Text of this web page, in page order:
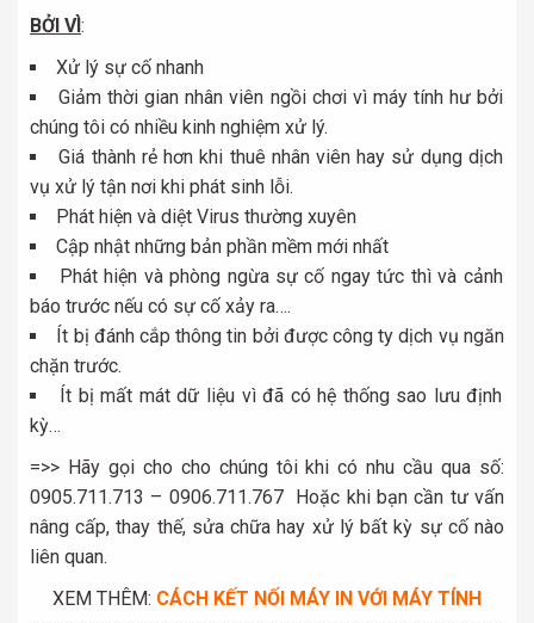
BỞI VÌ:
Xử lý sự cố nhanh
Giảm thời gian nhân viên ngồi chơi vì máy tính hư bởi
chúng tôi có nhiều kinh nghiệm xử lý.
Giá thành rẻ hơn khi thuê nhân viên hay sử dụng dịch
vụ xử lý tận nơi khi phát sinh lỗi.
Phát hiện và diệt Virus thường xuyên
Cập nhật những bản phần mềm mới nhất
Phát hiện và phòng ngừa sự cố ngay tức thì và cảnh
báo trước nếu có sự cố xảy ra….
Ít bị đánh cắp thông tin bởi được công ty dịch vụ ngăn
chặn trước.
Ít bị mất mát dữ liệu vì đã có hệ thống sao lưu định
kỳ…
=>> Hãy gọi cho cho chúng tôi khi có nhu cầu qua số:
0905.711.713 – 0906.711.767 Hoặc khi bạn cần tư vấn
nâng cấp, thay thế, sửa chữa hay xử lý bất kỳ sự cố nào
liên quan.
XEM THÊM: CÁCH KẾT NỐI MÁY IN VỚI MÁY TÍNH